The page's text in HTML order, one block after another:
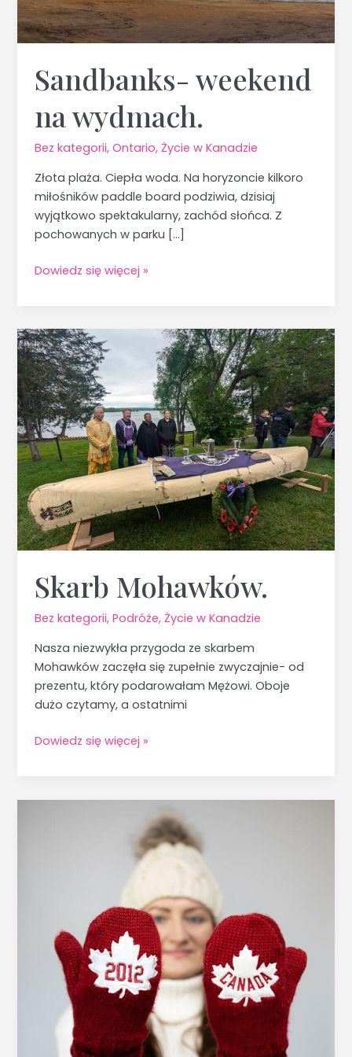
Sandbanks- weekend
na wydmach.
Bez kategorii,Ontario,Życie w Kanadzie
Złota plaża. Ciepła woda. Na horyzoncie kilkoro
miłośników paddle board podziwia, dzisiaj
wyjątkowo spektakularny, zachód słońca. Z
pochowanych w parku […]
Dowiedz się więcej »
Skarb Mohawków.
Bez kategorii,Podróże,Życie w Kanadzie
Nasza niezwykła przygoda ze skarbem
Mohawków zaczęła się zupełnie zwyczajnie- od
prezentu, który podarowałam Mężowi. Oboje
dużo czytamy, a ostatnimi
Skarb
Mohawków.
Dowiedz się więcej »